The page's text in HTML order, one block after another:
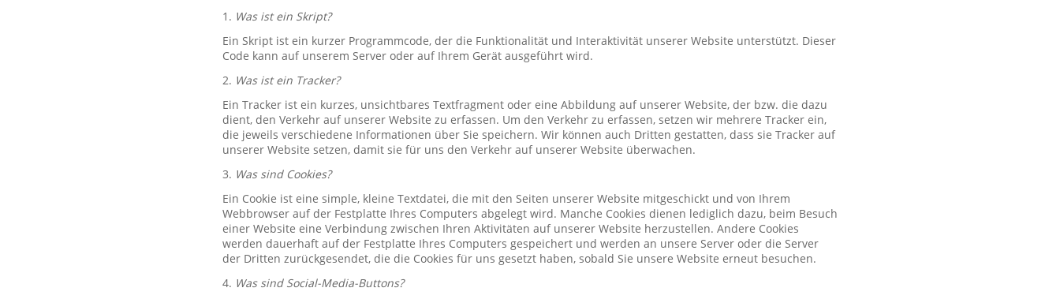
1. Was ist ein Skript?
Ein Skript ist ein kurzer Programmcode, der die Funktionalität und Interaktivität unserer Website unterstützt. Dieser
Code kann auf unserem Server oder auf Ihrem Gerät ausgeführt wird.
2. Was ist ein Tracker?
Ein Tracker ist ein kurzes, unsichtbares Textfragment oder eine Abbildung auf unserer Website, der bzw. die dazu
dient, den Verkehr auf unserer Website zu erfassen. Um den Verkehr zu erfassen, setzen wir mehrere Tracker ein,
die jeweils verschiedene Informationen über Sie speichern. Wir können auch Dritten gestatten, dass sie Tracker auf
unserer Website setzen, damit sie für uns den Verkehr auf unserer Website überwachen.
3. Was sind Cookies?
Ein Cookie ist eine simple, kleine Textdatei, die mit den Seiten unserer Website mitgeschickt und von Ihrem
Webbrowser auf der Festplatte Ihres Computers abgelegt wird. Manche Cookies dienen lediglich dazu, beim Besuch
einer Website eine Verbindung zwischen Ihren Aktivitäten auf unserer Website herzustellen. Andere Cookies
werden dauerhaft auf der Festplatte Ihres Computers gespeichert und werden an unsere Server oder die Server
der Dritten zurückgesendet, die die Cookies für uns gesetzt haben, sobald Sie unsere Website erneut besuchen.
4. Was sind Social-Media-Buttons?